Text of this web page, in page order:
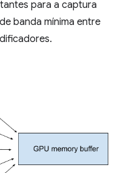
para a captura
banda mínima entre